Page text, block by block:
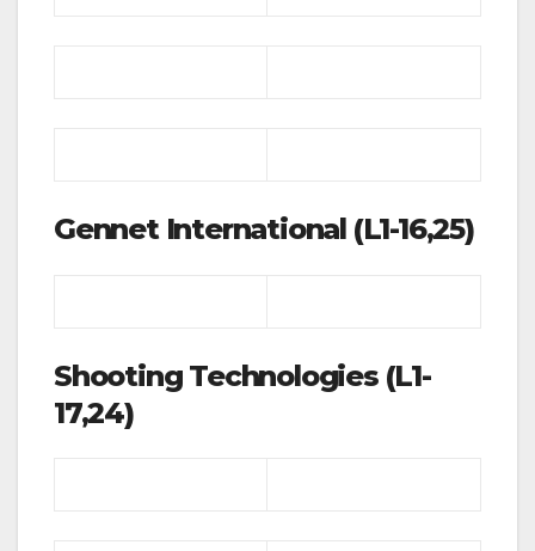
Gennet International (L1-16,25)
Shooting Technologies (L1-
17,24)